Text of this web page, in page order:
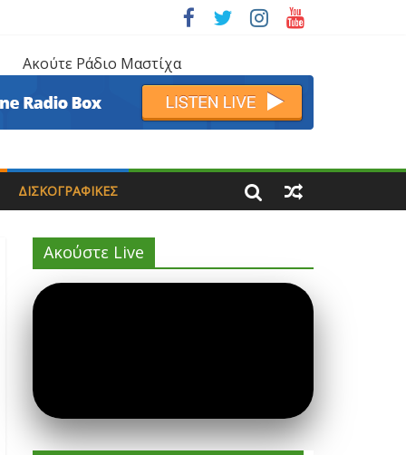
Ακούτε Ράδιο Μαστίχα
ΔΙΣΚΟΓΡΑΦΙΚΈΣ
Ακούστε Live